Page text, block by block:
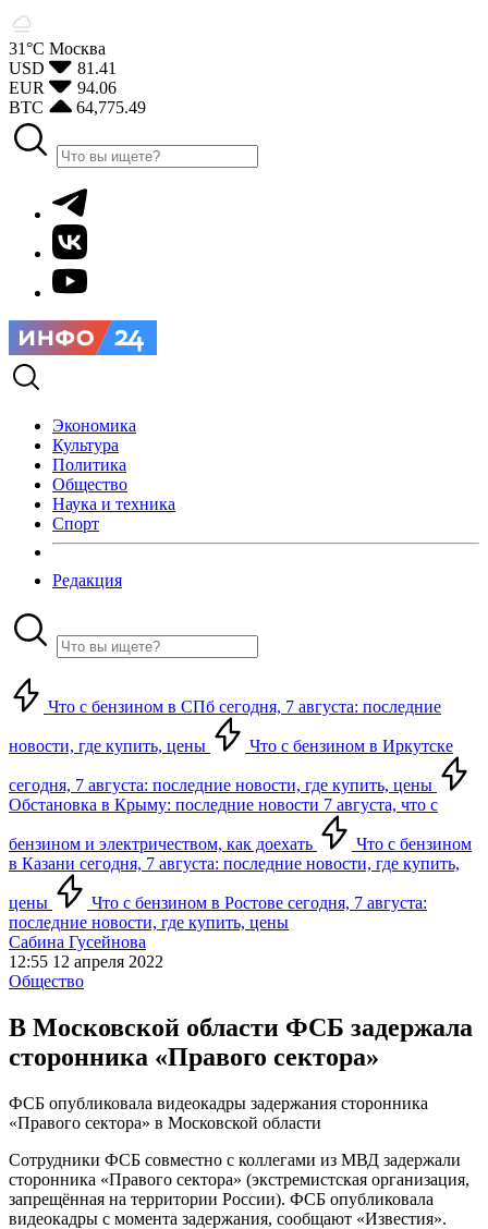
31°С Москва
USD
81.41
EUR
94.06
BTC
64,775.49
Экономика
Культура
Политика
Общество
Наука и техника
Спорт
Редакция
Что с бензином в СПб сегодня, 7 августа: последние
новости, где купить, цены Что с бензином в Иркутске
сегодня, 7 августа: последние новости, где купить, цены
Обстановка в Крыму: последние новости 7 августа, что с
бензином и электричеством, как доехать
Что с бензином
в Казани сегодня, 7 августа: последние новости, где купить,
цены
Что с бензином в Ростове сегодня, 7 августа:
последние новости, где купить, цены
Сабина Гусейнова
12:55 12 апреля 2022
Общество
В Московской области ФСБ задержала
сторонника «Правого сектора»
ФСБ опубликовала видеокадры задержания сторонника
«Правого сектора» в Московской области
Сотрудники ФСБ совместно с коллегами из МВД задержали
сторонника «Правого сектора» (экстремистская организация,
запрещённая на территории России). ФСБ опубликовала
видеокадры с момента задержания, сообщают «Известия».